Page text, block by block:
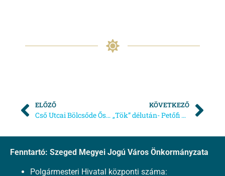
ELŐZŐ
Cső Utcai Bölcsőde Őszi Családi Délután
KÖVETKEZŐ
„Tök” délután- Petőfi Sándor Sugárúti Bölcsőde
Fenntartó: Szeged Megyei Jogú Város Önkormányzata
Polgármesteri Hivatal központi száma: